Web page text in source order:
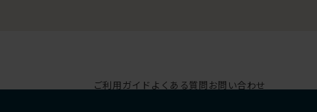
ご利用ガイド よくある質問お問い合わせ